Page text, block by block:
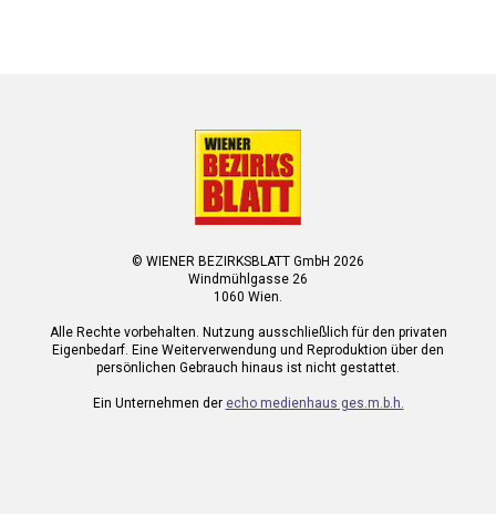
© WIENER BEZIRKSBLATT GmbH 2026
Windmühlgasse 26
1060 Wien.
Alle Rechte vorbehalten. Nutzung ausschließlich für den privaten
Eigenbedarf. Eine Weiterverwendung und Reproduktion über den
persönlichen Gebrauch hinaus ist nicht gestattet.
Ein Unternehmen der echo medienhaus ges.m.b.h.